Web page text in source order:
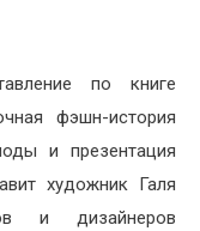
по книге
фэшн-история
и презентация
художник Галя
и дизайнеров